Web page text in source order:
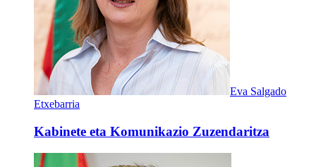
Eva Salgado
Etxebarria
Kabinete eta Komunikazio Zuzendaritza